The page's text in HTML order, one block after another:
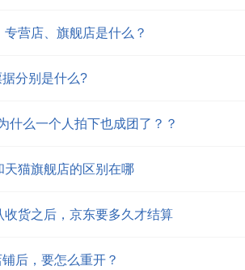
营店、旗舰店是什么？
分别是什么?
什么一个人拍下也成团了？？
天猫旗舰店的区别在哪
收货之后，京东要多久才结算
后，要怎么重开？